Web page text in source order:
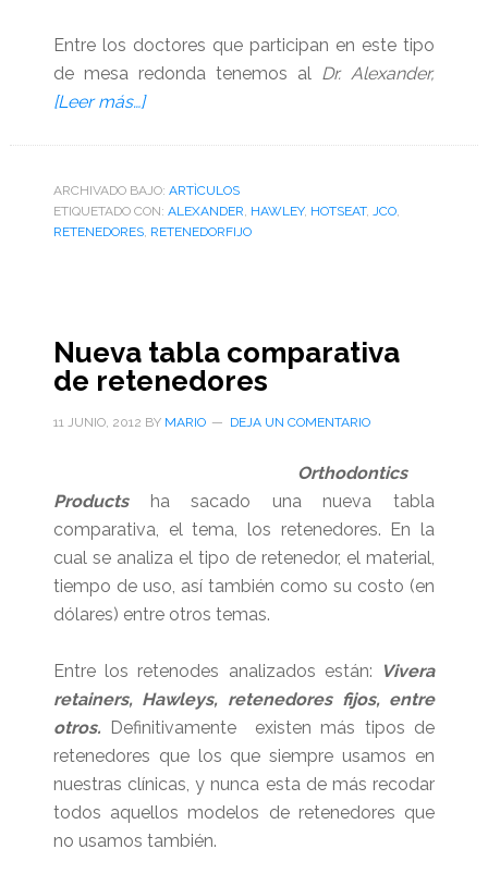
Entre los doctores que participan en este tipo
de mesa redonda tenemos al Dr. Alexander,
[Leer más…]acerca
Hot
Seat:
Los
ARCHIVADO BAJO: ARTÌCULOS
ETIQUETADO CON: ALEXANDER, HAWLEY, HOTSEAT, JCO,
RETENEDORES, RETENEDORFIJO
Nueva tabla comparativa
de retenedores
11 JUNIO, 2012 BY MARIO DEJA UN COMENTARIO
Orthodontics
Productsha sacado una nueva tabla
comparativa, el tema, los retenedores. En la
cual se analiza el tipo de retenedor, el material,
tiempo de uso, así también como su costo (en
dólares) entre otros temas.
Entre los retenodes analizados están:
Vivera
retainers, Hawleys, retenedores fijos, entre
otros. Definitivamente existen más tipos de
retenedores que los que siempre usamos en
nuestras clínicas, y nunca esta de más recodar
todos aquellos modelos de retenedores que
no usamos también.